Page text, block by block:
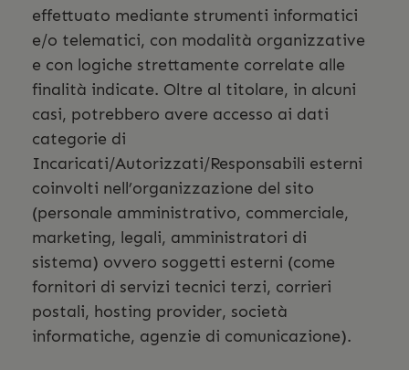
effettuato mediante strumenti informatici
e/o telematici, con modalità organizzative
e con logiche strettamente correlate alle
finalità indicate. Oltre al titolare, in alcuni
casi, potrebbero avere accesso ai dati
categorie di
Incaricati/Autorizzati/Responsabili esterni
coinvolti nell’organizzazione del sito
(personale amministrativo, commerciale,
marketing, legali, amministratori di
sistema) ovvero soggetti esterni (come
fornitori di servizi tecnici terzi, corrieri
postali, hosting provider, società
informatiche, agenzie di comunicazione).